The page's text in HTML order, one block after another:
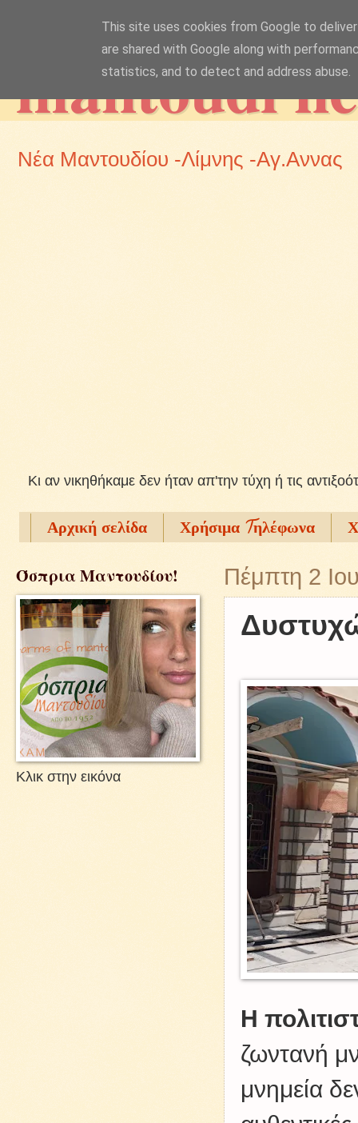
mantoudi
Νέα Μαντουδίου -Λίμνης -Αγ.Αννας
Kι αν νικηθήκαμε δεν ήταν απ'την τύχη ή τις
Αρχική σελίδα Χρήσιμα Tηλέφωνα
Πέμπτη 2
Η
ζωντανή
μνημεία
Όσπρια Μαντουδίου!
Κλικ στην εικόνα
This site uses cookies from Google to
are shared with Google along with
statistics, and to detect and address abuse.